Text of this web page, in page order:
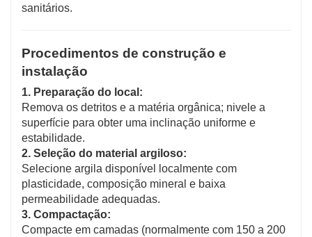
sanitários.
Procedimentos de construção e
instalação
1. Preparação do local:
Remova os detritos e a matéria orgânica; nivele a
superfície para obter uma inclinação uniforme e
estabilidade.
2. Seleção do material argiloso:
Selecione argila disponível localmente com
plasticidade, composição mineral e baixa
permeabilidade adequadas.
3. Compactação:
Compacte em camadas (normalmente com 150 a 200